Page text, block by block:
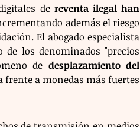
de reventa ilegal han
además el riesgo
El abogado especialista
de los denominados "precios
de desplazamiento del
frente a monedas más fuertes